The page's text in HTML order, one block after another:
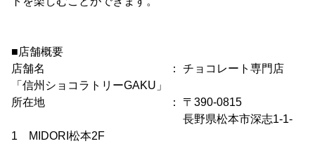
■店舗概要
店舗名 ： チョコレート専門店
「信州ショコラトリーGAKU」
所在地 ： 〒390-0815
長野県松本市深志1-1-
1 MIDORI松本2F